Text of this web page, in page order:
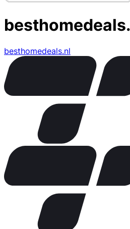
besthomedeals.nl